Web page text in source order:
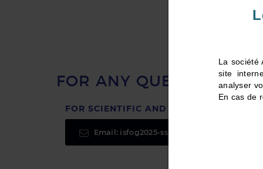
FOR ANY QUESTIONS,
FOR SCIENTIFIC AND EDITORIAL
Email: isfog2025-ssc@univ-eiffel.fr
La société
site
analyser
En cas de